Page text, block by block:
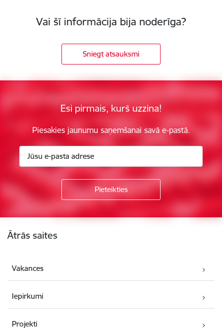
Vai šī informācija bija noderīga?
Sniegt atsauksmi
Esi pirmais, kurš uzzina!
Piesakies jaunumu saņemšanai savā e-pastā.
Ātrās saites
Vakances
Iepirkumi
Projekti